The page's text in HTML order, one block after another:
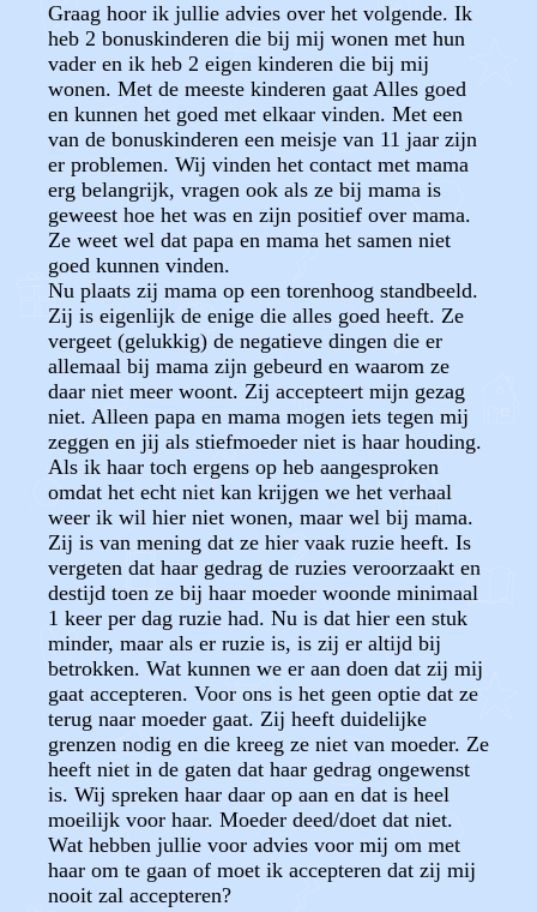
Graag hoor ik jullie advies over het volgende. Ik
heb 2 bonuskinderen die bij mij wonen met hun
vader en ik heb 2 eigen kinderen die bij mij
wonen. Met de meeste kinderen gaat Alles goed
en kunnen het goed met elkaar vinden. Met een
van de bonuskinderen een meisje van 11 jaar zijn
er problemen. Wij vinden het contact met mama
erg belangrijk, vragen ook als ze bij mama is
geweest hoe het was en zijn positief over mama.
Ze weet wel dat papa en mama het samen niet
goed kunnen vinden.
Nu plaats zij mama op een torenhoog standbeeld.
Zij is eigenlijk de enige die alles goed heeft. Ze
vergeet (gelukkig) de negatieve dingen die er
allemaal bij mama zijn gebeurd en waarom ze
daar niet meer woont. Zij accepteert mijn gezag
niet. Alleen papa en mama mogen iets tegen mij
zeggen en jij als stiefmoeder niet is haar houding.
Als ik haar toch ergens op heb aangesproken
omdat het echt niet kan krijgen we het verhaal
weer ik wil hier niet wonen, maar wel bij mama.
Zij is van mening dat ze hier vaak ruzie heeft. Is
vergeten dat haar gedrag de ruzies veroorzaakt en
destijd toen ze bij haar moeder woonde minimaal
1 keer per dag ruzie had. Nu is dat hier een stuk
minder, maar als er ruzie is, is zij er altijd bij
betrokken. Wat kunnen we er aan doen dat zij mij
gaat accepteren. Voor ons is het geen optie dat ze
terug naar moeder gaat. Zij heeft duidelijke
grenzen nodig en die kreeg ze niet van moeder. Ze
heeft niet in de gaten dat haar gedrag ongewenst
is. Wij spreken haar daar op aan en dat is heel
moeilijk voor haar. Moeder deed/doet dat niet.
Wat hebben jullie voor advies voor mij om met
haar om te gaan of moet ik accepteren dat zij mij
nooit zal accepteren?